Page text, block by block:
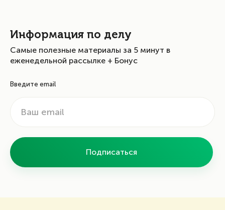
Информация по делу
Самые полезные материалы за 5 минут в
еженедельной рассылке + Бонус
Введите email
Подписаться